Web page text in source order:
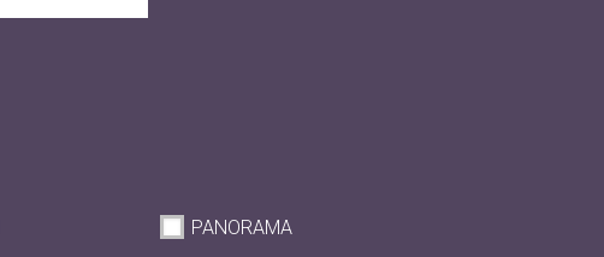
PANORAMA